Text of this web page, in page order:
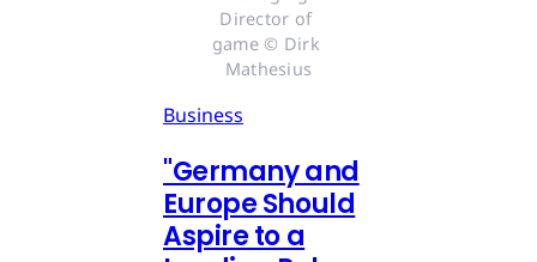
Director of
game © Dirk
Mathesius
Business
"Germany and
Europe Should
Aspire to a